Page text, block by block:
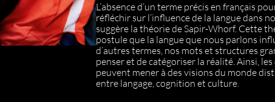
L’absence d’un terme précis en français
réfléchir sur l’influence de la langue dans
suggère la théorie de Sapir-Whorf. Cette
postule que la langue que nous parlons
d’autres termes, nos mots et structures
penser et de catégoriser la réalité. Ainsi,
peuvent mener à des visions du monde
entre langage, cognition et culture.